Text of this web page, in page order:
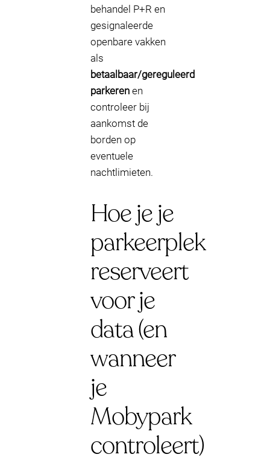
behandel P+R en
gesignaleerde
openbare vakken
als
betaalbaar/gereguleerd
parkeren en
controleer bij
aankomst de
borden op
eventuele
nachtlimieten.
Hoe je je
parkeerplek
reserveert
voor je
data (en
wanneer
je
Mobypark
controleert)